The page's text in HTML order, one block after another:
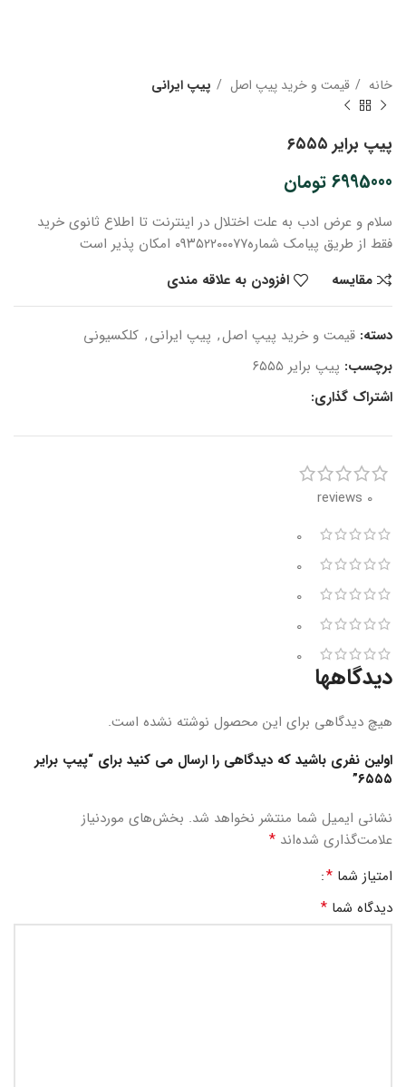
خانه قیمت و خرید پیپ اصل پیپ ایرانی
پیپ برایر ۶۵۵۵
6995000 تومان
سلام و عرض ادب به علت اختلال در اینترنت تا اطلاع ثانوی خرید
فقط از طریق پیامک شماره۰۹۳۵۲۲۰۰۰۷۷ امکان پذیر است
مقایسه
افزودن به علاقه مندی
دسته: قیمت و خرید پیپ اصل, پیپ ایرانی, کلکسیونی
برچسب: پیپ برایر ۶۵۵۵
اشتراک گذاری:
0 reviews
0
0
0
0
0
دیدگاهها
هیچ دیدگاهی برای این محصول نوشته نشده است.
اولین نفری باشید که دیدگاهی را ارسال می کنید برای “پیپ برایر
۶۵۵۵”
نشانی ایمیل شما منتشر نخواهد شد. بخش‌های موردنیاز
علامت‌گذاری شده‌اند *
امتیاز شما *
دیدگاه شما *